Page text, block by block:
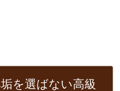
を選ばない高級